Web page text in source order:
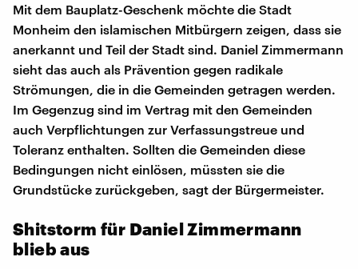
Mit dem Bauplatz-Geschenk möchte die Stadt
Monheim den islamischen Mitbürgern zeigen, dass sie
anerkannt und Teil der Stadt sind. Daniel Zimmermann
sieht das auch als Prävention gegen radikale
Strömungen, die in die Gemeinden getragen werden.
Im Gegenzug sind im Vertrag mit den Gemeinden
auch Verpflichtungen zur Verfassungstreue und
Toleranz enthalten. Sollten die Gemeinden diese
Bedingungen nicht einlösen, müssten sie die
Grundstücke zurückgeben, sagt der Bürgermeister.
Shitstorm für Daniel Zimmermann
blieb aus